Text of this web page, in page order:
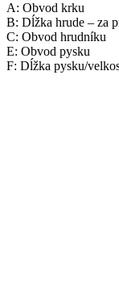
A: Obvod krku
B: Dĺžka hrude – za
C: Obvod hrudníku
E: Obvod pysku
F: Dĺžka pysku/